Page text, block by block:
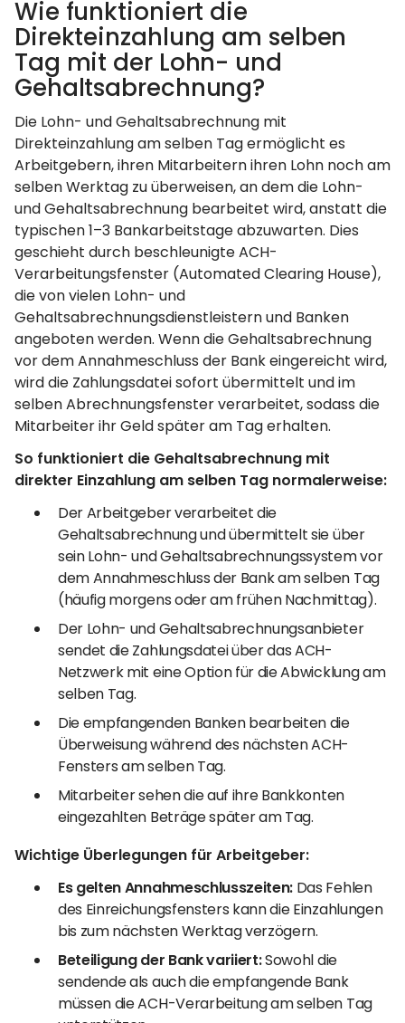
Wie funktioniert die
Direkteinzahlung am selben
Tag mit der Lohn- und
Gehaltsabrechnung?
Die Lohn- und Gehaltsabrechnung mit
Direkteinzahlung am selben Tag ermöglicht es
Arbeitgebern, ihren Mitarbeitern ihren Lohn noch am
selben Werktag zu überweisen, an dem die Lohn-
und Gehaltsabrechnung bearbeitet wird, anstatt die
typischen 1–3 Bankarbeitstage abzuwarten. Dies
geschieht durch beschleunigte ACH-
Verarbeitungsfenster (Automated Clearing House),
die von vielen Lohn- und
Gehaltsabrechnungsdienstleistern und Banken
angeboten werden. Wenn die Gehaltsabrechnung
vor dem Annahmeschluss der Bank eingereicht wird,
wird die Zahlungsdatei sofort übermittelt und im
selben Abrechnungsfenster verarbeitet, sodass die
Mitarbeiter ihr Geld später am Tag erhalten.
So funktioniert die Gehaltsabrechnung mit
direkter Einzahlung am selben Tag normalerweise:
Der Arbeitgeber verarbeitet die
Gehaltsabrechnung und übermittelt sie über
sein Lohn- und Gehaltsabrechnungssystem vor
dem Annahmeschluss der Bank am selben Tag
(häufig morgens oder am frühen Nachmittag).
Der Lohn- und Gehaltsabrechnungsanbieter
sendet die Zahlungsdatei über das ACH-
Netzwerk mit eine Option für die Abwicklung am
selben Tag.
Die empfangenden Banken bearbeiten die
Überweisung während des nächsten ACH-
Fensters am selben Tag.
Mitarbeiter sehen die auf ihre Bankkonten
eingezahlten Beträge später am Tag.
Wichtige Überlegungen für Arbeitgeber:
Es gelten Annahmeschlusszeiten: Das Fehlen
des Einreichungsfensters kann die Einzahlungen
bis zum nächsten Werktag verzögern.
Beteiligung der Bank variiert:Sowohl die
sendende als auch die empfangende Bank
müssen die ACH-Verarbeitung am selben Tag